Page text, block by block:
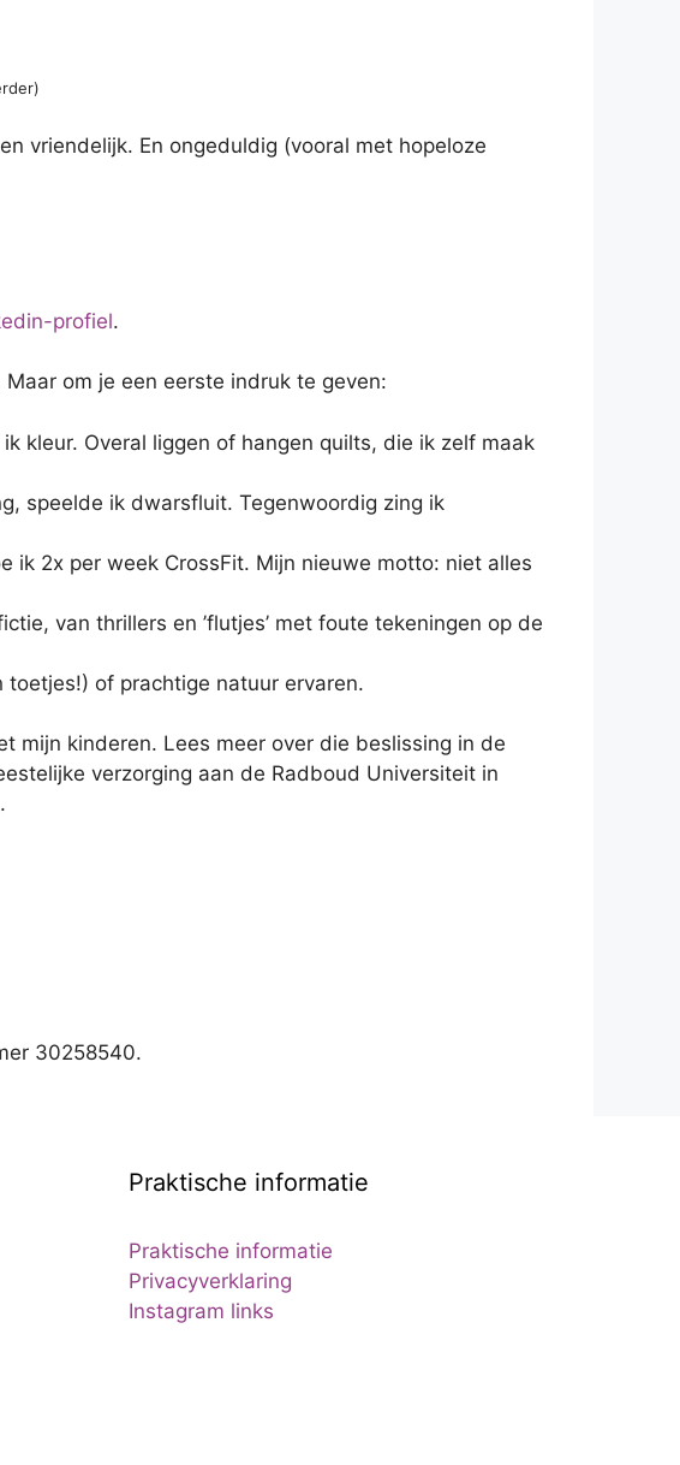
vriendelijk. En ongeduldig (vooral met hopeloze
profiel.
om je een eerste indruk te geven:
kleur. Overal liggen of hangen quilts, die ik zelf maak
speelde ik dwarsfluit. Tegenwoordig zing ik
ik 2x per week CrossFit. Mijn nieuwe motto: niet alles
van thrillers en ’flutjes’ met foute tekeningen op de
of prachtige natuur ervaren.
mijn kinderen. Lees meer over die beslissing in de
verzorging aan de Radboud Universiteit in
30258540.
Praktische informatie
Praktische informatie
Privacyverklaring
Instagram links